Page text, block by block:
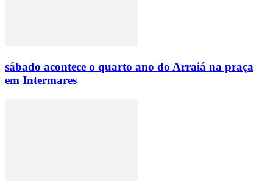
sábado acontece o quarto ano do Arraiá na praça
em Intermares